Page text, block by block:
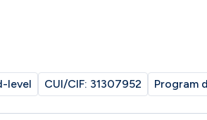
level CUI/CIF: 31307952 Program